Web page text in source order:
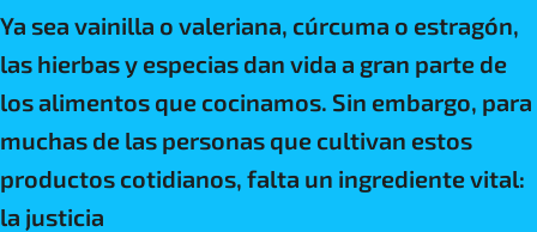
Ya sea vainilla o valeriana, cúrcuma o estragón,
las hierbas y especias dan vida a gran parte de
los alimentos que cocinamos. Sin embargo, para
muchas de las personas que cultivan estos
productos cotidianos, falta un ingrediente vital:
la justicia